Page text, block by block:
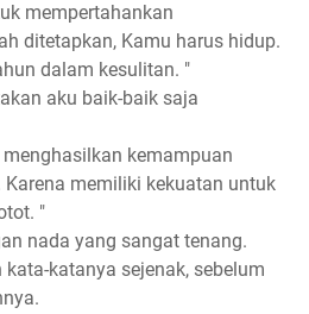
mempertahankan
ditetapkan, Kamu harus hidup.
dalam kesulitan. "
aku baik-baik saja
kemampuan
memiliki kekuatan untuk
"
nada yang sangat tenang.
katanya sejenak, sebelum